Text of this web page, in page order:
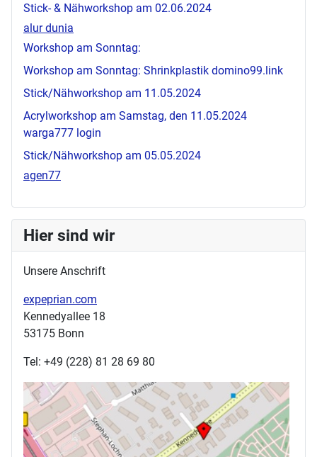
Stick- & Nähworkshop am 02.06.2024
alur dunia
Workshop am Sonntag:
Workshop am Sonntag: Shrinkplastik domino99.link
Stick/Nähworkshop am 11.05.2024
Acrylworkshop am Samstag, den 11.05.2024
warga777 login
Stick/Nähworkshop am 05.05.2024
agen77
Hier sind wir
Unsere Anschrift
expeprian.com
Kennedyallee 18
53175 Bonn
Tel: +49 (228) 81 28 69 80